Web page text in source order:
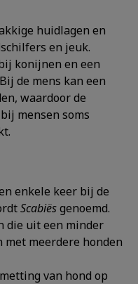
huidlagen en
en jeuk.
konijnen en een
de mens kan een
waardoor de
mensen soms
enkele keer bij de
Scabiësgenoemd.
die uit een minder
met meerdere honden
van hond op